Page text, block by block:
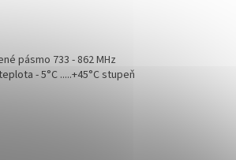
pásmo 733 - 862 MHz
- 5°C .....+45°C stupeň